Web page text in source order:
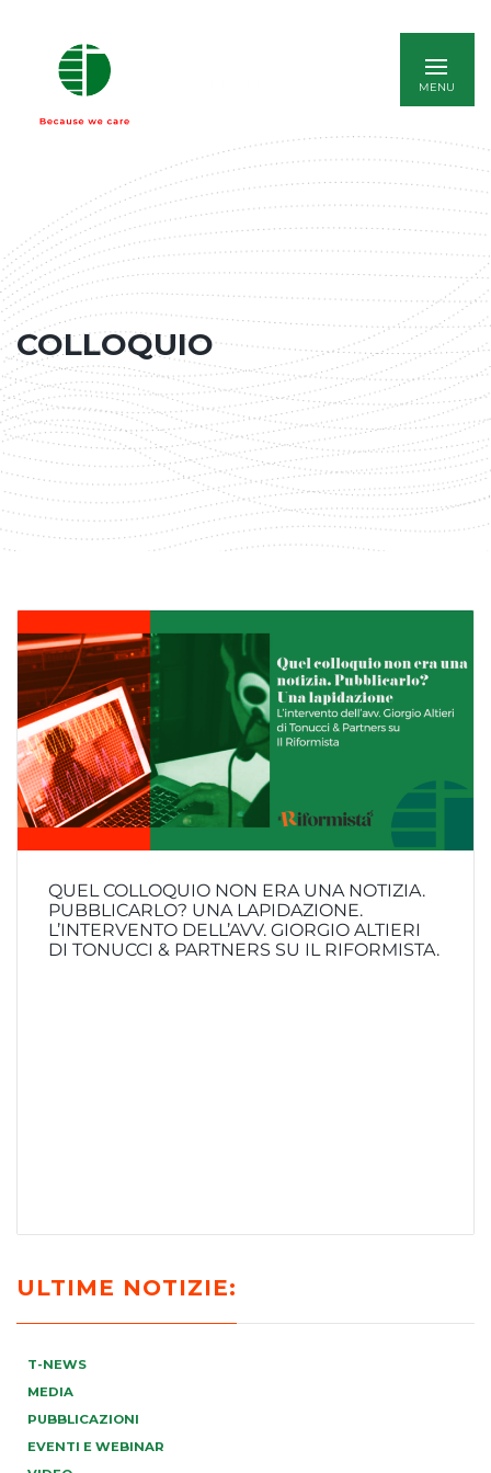
COLLOQUIO
QUEL COLLOQUIO NON ERA UNA NOTIZIA.
PUBBLICARLO? UNA LAPIDAZIONE.
L’INTERVENTO DELL’AVV. GIORGIO ALTIERI
DI TONUCCI & PARTNERS SU IL RIFORMISTA.
ULTIME NOTIZIE:
T-NEWS
MEDIA
PUBBLICAZIONI
EVENTI E WEBINAR